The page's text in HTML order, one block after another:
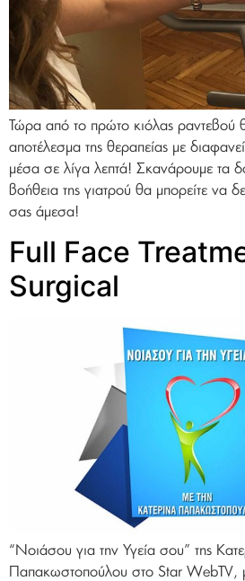
Τώρα από το πρώτο κιόλας ραντεβού
αποτέλεσμα της θεραπείας με
μέσα σε λίγα λεπτά! Σκανάρουμε τα
βοήθεια της γιατρού θα μπορείτε να
σας άμεσα!
Full Face
Surgical
“Νοιάσου για την Υγεία σου” της
Παπακωστοπούλου στο Star WebTV,